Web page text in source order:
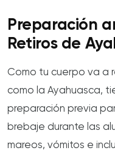
Preparación
Retiros de
Como tu cuerpo va a
como la Ayahuasca,
preparación previa
brebaje durante las
mareos, vómitos e